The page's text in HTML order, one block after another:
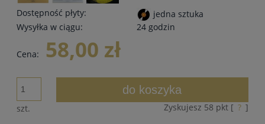
Dostępność płyty:
jedna sztuka
Wysyłka w ciągu:
24 godzin
Cena: 58,00 zł
szt.
do koszyka
Zyskujesz 58 pkt [ ? ]